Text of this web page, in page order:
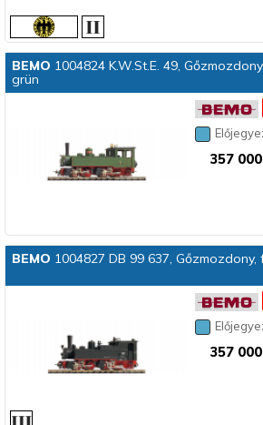
BEMO 1004824 K.W.St.E. 49,
grün
357
BEMO 1004827 DB 99 637, Gőzmozdony,
357